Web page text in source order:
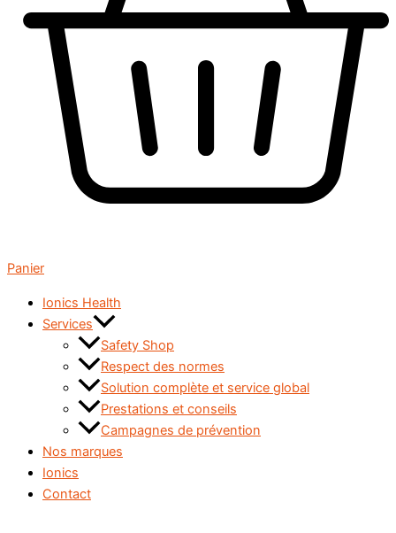
Panier
Ionics Health
Services
Safety Shop
Respect des normes
Solution complète et service global
Prestations et conseils
Campagnes de prévention
Nos marques
Ionics
Contact